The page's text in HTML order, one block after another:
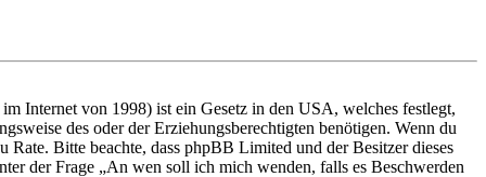
Internet von 1998) ist ein Gesetz in den USA, welches festlegt,
des oder der Erziehungsberechtigten benötigen. Wenn du
Bitte beachte, dass phpBB Limited und der Besitzer dieses
der Frage „An wen soll ich mich wenden, falls es Beschwerden